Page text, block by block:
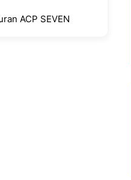
ACP SEVEN